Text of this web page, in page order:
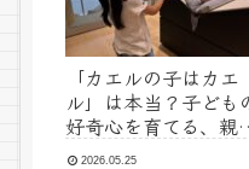
「カエルの子はカエ
ル」は本当？子ども
好奇心を育てる、親
の“好き”の魔法
2026.05.25